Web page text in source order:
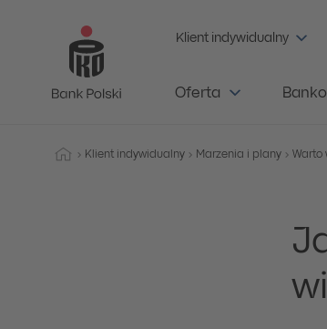
Klient indywidualny
Oferta
Klient indywidualny Marzenia i plany Warto